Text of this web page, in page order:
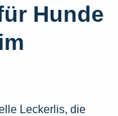
Hunde
Leckerlis, die